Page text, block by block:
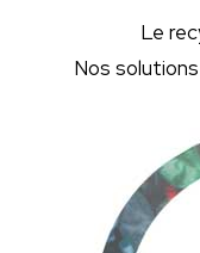
Le
Nos